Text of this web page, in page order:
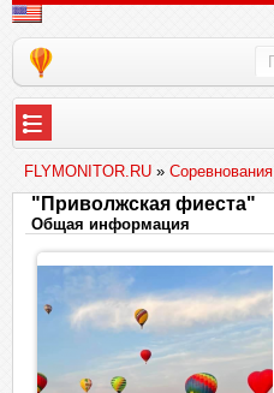
FLYMONITOR.RU » Соревнования
"Приволжская фиеста"
Общая информация